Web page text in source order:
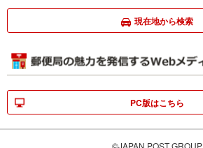
現在地から検索
PC版はこちら